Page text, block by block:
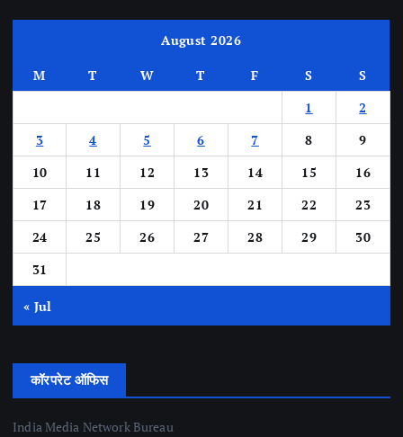
August 2026
M T W T F S
S
1
2
3
4 5 6 7 8
9
10
11 12 13 14 15
16
17
18 19 20 21 22
23
24
25 26 27 28 29
30
31
« Jul
कॉरपरेट ऑफिस
India Media Network Bureau